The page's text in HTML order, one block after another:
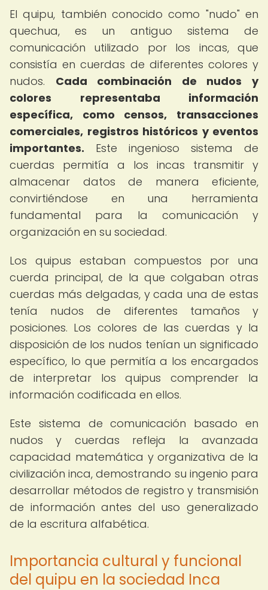
El quipu, también conocido como "nudo" en
quechua, es un antiguo sistema de
comunicación utilizado por los incas, que
consistía en cuerdas de diferentes colores y
nudos. Cada combinación de nudos y
colores representaba información
específica, como censos, transacciones
comerciales, registros históricos y eventos
importantes. Este ingenioso sistema de
cuerdas permitía a los incas transmitir y
almacenar datos de manera eficiente,
convirtiéndose en una herramienta
fundamental para la comunicación y
organización en su sociedad.
Los quipus estaban compuestos por una
cuerda principal, de la que colgaban otras
cuerdas más delgadas, y cada una de estas
tenía nudos de diferentes tamaños y
posiciones. Los colores de las cuerdas y la
disposición de los nudos tenían un significado
específico, lo que permitía a los encargados
de interpretar los quipus comprender la
información codificada en ellos.
Este sistema de comunicación basado en
nudos y cuerdas refleja la avanzada
capacidad matemática y organizativa de la
civilización inca, demostrando su ingenio para
desarrollar métodos de registro y transmisión
de información antes del uso generalizado
de la escritura alfabética.
Importancia cultural y funcional
del quipu en la sociedad Inca